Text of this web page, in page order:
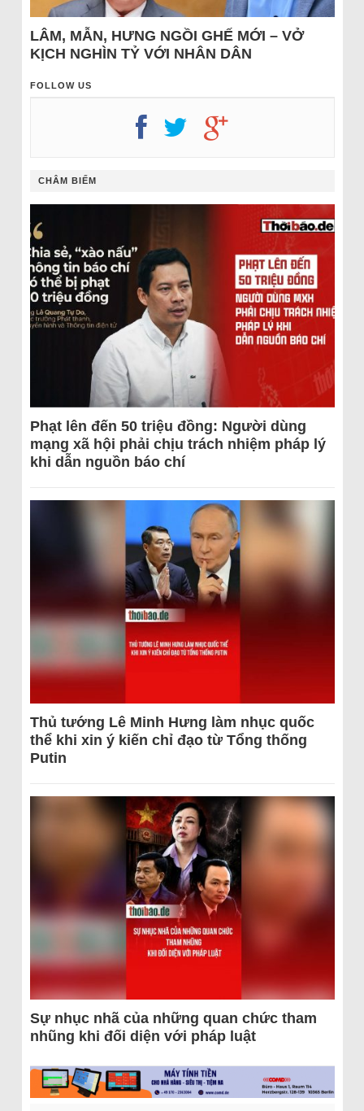
LÂM, MẪN, HƯNG NGỒI GHẾ MỚI – VỞ
KỊCH NGHÌN TỶ VỚI NHÂN DÂN
FOLLOW US
CHÂM BIẾM
Phạt lên đến 50 triệu đồng: Người dùng
mạng xã hội phải chịu trách nhiệm pháp lý
khi dẫn nguồn báo chí
Thủ tướng Lê Minh Hưng làm nhục quốc
thể khi xin ý kiến chỉ đạo từ Tổng thống
Putin
Sự nhục nhã của những quan chức tham
nhũng khi đối diện với pháp luật